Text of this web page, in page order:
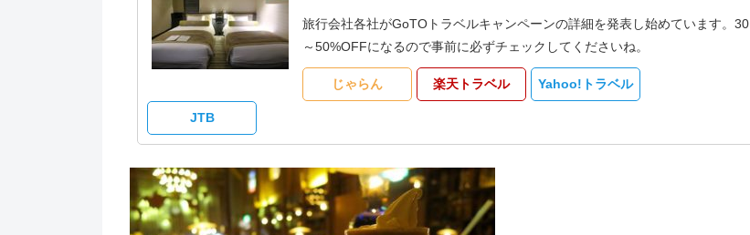
旅行会社各社がGoTOトラベルキャンペーンの詳細を発表し始めています。30
～50%OFFになるので事前に必ずチェックしてくださいね。
じゃらん 楽天トラベル Yahoo!トラベル
JTB